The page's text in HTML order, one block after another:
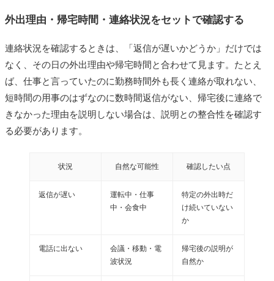
外出理由・帰宅時間・連絡状況をセットで確認する
連絡状況を確認するときは、「返信が遅いかどうか」だけでは
なく、その日の外出理由や帰宅時間と合わせて見ます。たとえ
ば、仕事と言っていたのに勤務時間外も長く連絡が取れない、
短時間の用事のはずなのに数時間返信がない、帰宅後に連絡で
きなかった理由を説明しない場合は、説明との整合性を確認す
る必要があります。
状況 自然な可能性 確認したい点
返信が遅い
運転中・仕事
中・会食中
特定の外出時だ
け続いていない
か
電話に出ない
会議・移動・電
波状況
帰宅後の説明が
自然か